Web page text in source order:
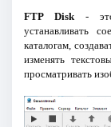
FTP Disk- это
устанавливать
каталогам,
изменять
просматривать